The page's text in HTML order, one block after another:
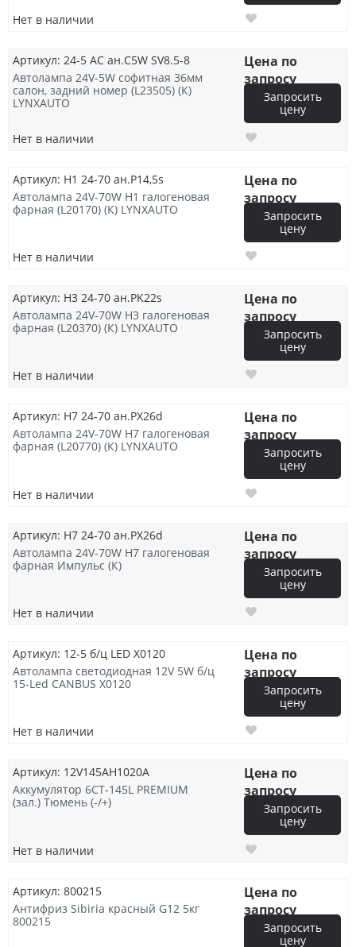
Нет в наличии
Артикул: 24-5 АС ан.C5W SV8.5-8
Автолампа 24V-5W софитная 36мм
салон, задний номер (L23505) (К)
LYNXAUTO
Нет в наличии
Цена по
запросу
Запросить
цену
Артикул: H1 24-70 ан.P14,5s
Автолампа 24V-70W H1 галогеновая
фарная (L20170) (К) LYNXAUTO
Нет в наличии
Цена по
запросу
Запросить
цену
Артикул: H3 24-70 ан.PK22s
Автолампа 24V-70W H3 галогеновая
фарная (L20370) (К) LYNXAUTO
Нет в наличии
Цена по
запросу
Запросить
цену
Артикул: H7 24-70 ан.PX26d
Автолампа 24V-70W H7 галогеновая
фарная (L20770) (К) LYNXAUTO
Нет в наличии
Цена по
запросу
Запросить
цену
Артикул: H7 24-70 ан.PX26d
Автолампа 24V-70W H7 галогеновая
фарная Импульс (К)
Нет в наличии
Цена по
запросу
Запросить
цену
Артикул: 12-5 б/ц LED X0120
Автолампа светодиодная 12V 5W б/ц
15-Led CANBUS X0120
Нет в наличии
Цена по
запросу
Запросить
цену
Артикул: 12V145AH1020A
Аккумулятор 6СТ-145L PREMIUM
(зал.) Тюмень (-/+)
Нет в наличии
Цена по
запросу
Запросить
цену
Артикул: 800215
Антифриз Sibiria красный G12 5кг
800215
Цена по
запросу
Запросить
цену